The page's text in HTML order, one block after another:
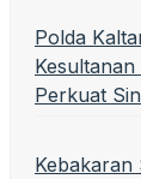
Polda
Perkuat
Kebakaran